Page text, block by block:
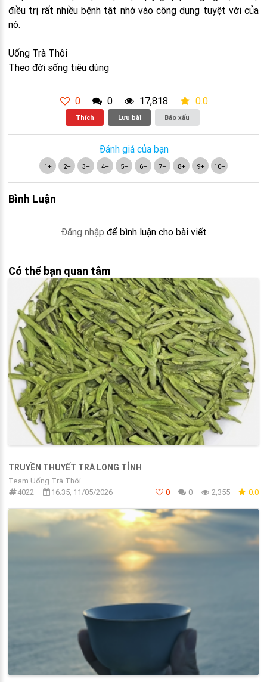
điều trị rất nhiều bệnh tật nhờ vào công dụng tuyệt vời của
nó.
Uống Trà Thôi
Theo đời sống tiêu dùng
0 0 17,818 0.0
Thích Lưu bài Báo xấu
Đánh giá của bạn
1+ 2+ 3+ 4+ 5+ 6+ 7+ 8+ 9+ 10+
Bình Luận
Đăng nhập để bình luận cho bài viết
Có thể bạn quan tâm
TRUYỀN THUYẾT TRÀ LONG TỈNH
Team Uống Trà Thôi
4022
16:35, 11/05/2026 0 0 2,355 0.0